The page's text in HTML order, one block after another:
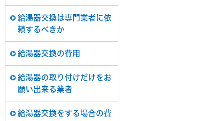
給湯器交換は専門業者に依
頼するべきか
給湯器交換の費用
給湯器の取り付けだけをお
願い出来る業者
給湯器交換をする場合の費